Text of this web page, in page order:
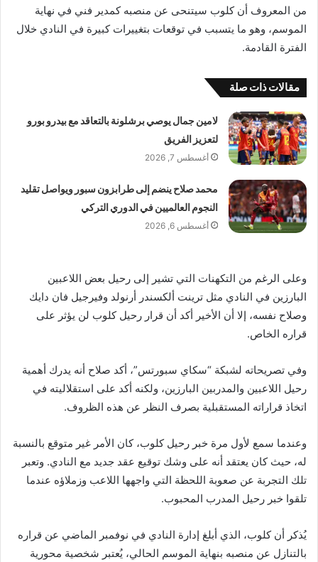
من المعروف أن كلوب سيتنحى عن منصبه كمدير فني في نهاية
الموسم، وهو ما يتسبب في توقعات بتغييرات كبيرة في النادي خلال
الفترة القادمة.
مقالات ذات صلة
لامين جمال يوصي برشلونة بالتعاقد مع بيدرو بورو
لتعزيز الفريق
أغسطس 7, 2026
محمد صلاح ينضم إلى طرابزون سبور ويواصل تقليد
النجوم العالميين في الدوري التركي
أغسطس 6, 2026
وعلى الرغم من التكهنات التي تشير إلى رحيل بعض اللاعبين
البارزين في النادي مثل ترينت ألكسندر أرنولد وفيرجيل فان دايك
وصلاح نفسه، إلا أن الأخير أكد أن قرار رحيل كلوب لن يؤثر على
قراره الخاص.
وفي تصريحاته لشبكة “سكاي سبورتس”، أكد صلاح أنه يدرك أهمية
رحيل اللاعبين والمدربين البارزين، ولكنه أكد على استقلاليته في
اتخاذ قراراته المستقبلية بصرف النظر عن هذه الظروف.
وعندما سمع لأول مرة خبر رحيل كلوب، كان الأمر غير متوقع بالنسبة
له، حيث كان يعتقد أنه على وشك توقيع عقد جديد مع النادي. وتعبر
تلك التجربة عن صعوبة اللحظة التي واجهها اللاعب وزملاؤه عندما
تلقوا خبر رحيل المدرب المحبوب.
يُذكر أن كلوب، الذي أبلغ إدارة النادي في نوفمبر الماضي عن قراره
بالتنازل عن منصبه بنهاية الموسم الحالي، يُعتبر شخصية محورية